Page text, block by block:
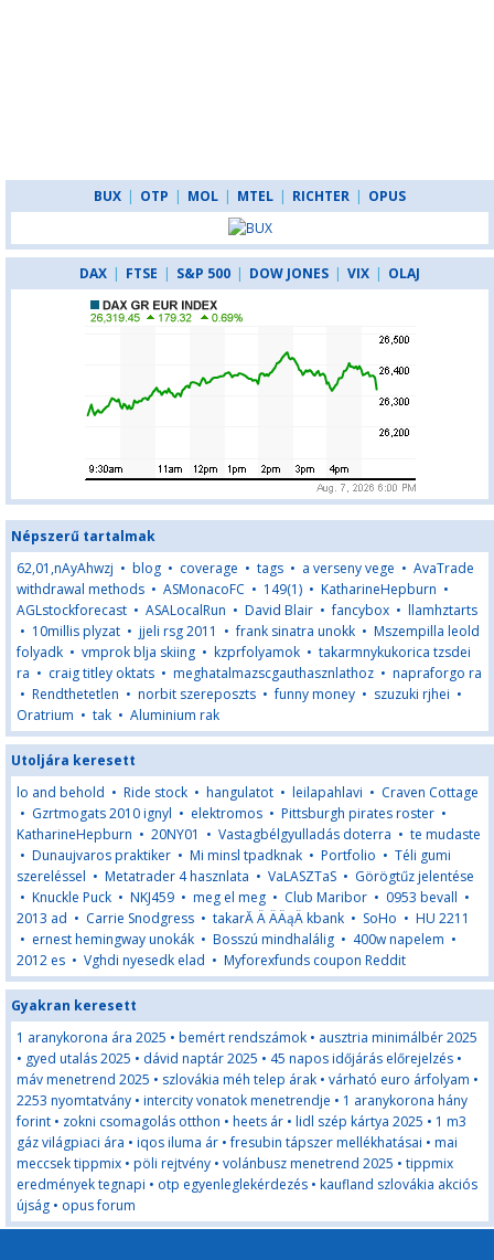
BUX | OTP | MOL | MTEL | RICHTER | OPUS
DAX | FTSE | S&P 500 | DOW JONES | VIX | OLAJ
Népszerű tartalmak
62,01,nAyAhwzj • blog • coverage • tags • a verseny vege • AvaTrade
withdrawal methods • ASMonacoFC • 149(1) • KatharineHepburn •
AGLstockforecast • ASALocalRun • David Blair •fancybox • llamhztarts
• 10millis plyzat • jjeli rsg 2011 •frank sinatra unokk • Mszempilla leold
folyadk • vmprok blja skiing • kzprfolyamok • takarmnykukorica tzsdei
ra • craig titley oktats • meghatalmazscgauthasznlathoz • napraforgo ra
• Rendthetetlen • norbit szereposzts •funny money • szuzuki rjhei •
Oratrium • tak • Aluminium rak
Utoljára keresett
lo and behold • Ride stock • hangulatot • leilapahlavi • Craven Cottage
• Gzrtmogats 2010 ignyl • elektromos • Pittsburgh pirates roster •
KatharineHepburn • 20NY01 • Vastagbélgyulladás doterra • te mudaste
• Dunaujvaros praktiker • Mi minsl tpadknak • Portfolio • Téli gumi
szereléssel • Metatrader 4 hasznlata • VaLASZTaS • Görögtűz jelentése
• Knuckle Puck • NKJ459 • meg el meg • Club Maribor • 0953 bevall •
2013 ad • Carrie Snodgress • takarĂ Ä ÄÄąÄ kbank • SoHo • HU 2211
• ernest hemingway unokák • Bosszú mindhalálig • 400w napelem •
2012 es • Vghdi nyesedk elad • Myforexfunds coupon Reddit
Gyakran keresett
1 aranykorona ára 2025 • bemért rendszámok • ausztria minimálbér 2025
• gyed utalás 2025 • dávid naptár 2025 • 45 napos időjárás előrejelzés •
máv menetrend 2025 • szlovákia méh telep árak • várható euro árfolyam •
2253 nyomtatvány • intercity vonatok menetrendje • 1 aranykorona hány
forint • zokni csomagolás otthon • heets ár • lidl szép kártya 2025 • 1 m3
gáz világpiaci ára • iqos iluma ár •fresubin tápszer mellékhatásai • mai
meccsek tippmix • pöli rejtvény • volánbusz menetrend 2025 • tippmix
eredmények tegnapi • otp egyenleglekérdezés • kaufland szlovákia akciós
újság • opus forum